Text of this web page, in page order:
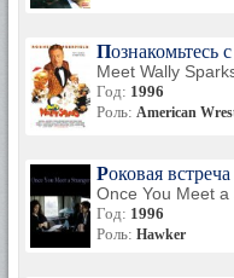
Meet Wally
Год: 1996
Роль: American
Роковая встреча
Once You Meet
Год: 1996
Роль: Hawker